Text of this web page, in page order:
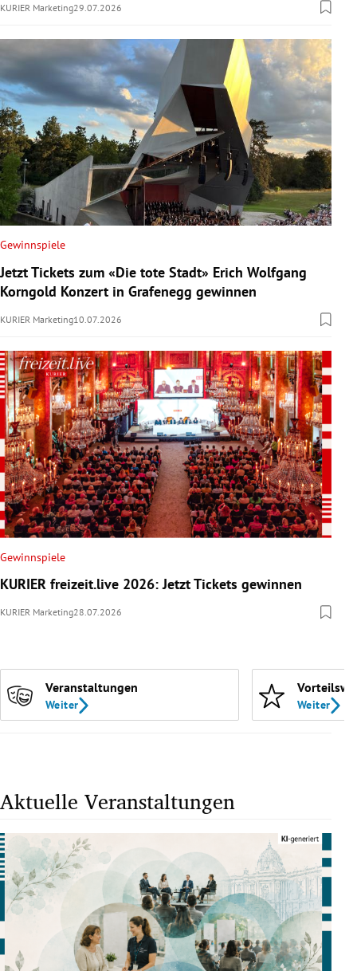
KURIER Marketing29.07.2026
Gewinnspiele
Jetzt Tickets zum «Die tote Stadt» Erich Wolfgang
Korngold Konzert in Grafenegg gewinnen
KURIER Marketing10.07.2026
Gewinnspiele
KURIER freizeit.live 2026: Jetzt Tickets gewinnen
KURIER Marketing28.07.2026
Veranstaltungen
Weiter Weiter
Aktuelle Veranstaltungen